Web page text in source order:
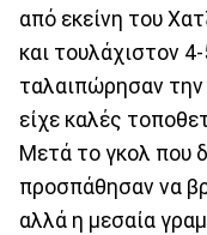
από εκείνη του
και τουλάχιστον
ταλαιπώρησαν
είχε καλές
Μετά το γκολ που
προσπάθησαν να
αλλά η μεσαία